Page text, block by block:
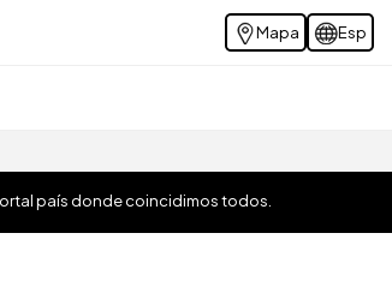
Mapa Esp
país donde coincidimos todos.